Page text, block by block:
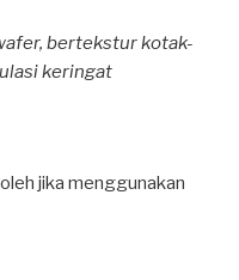
bertekstur kotak-
keringat
jika menggunakan